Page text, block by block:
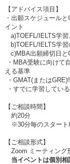
【アドバイス項目】
・出願スケジュール
イント
a)TOEFL/IELTS学習
b)TOEFL/IELTS学習
c)MBA出願締切日と
・MBA受験に向けて
える基準
・GMAT(または
・すでに学習してい
【ご相談時間】
約20分
※30分毎のスタート
【ご相談形式】
Zoom ミーティング
当イベントは個別相